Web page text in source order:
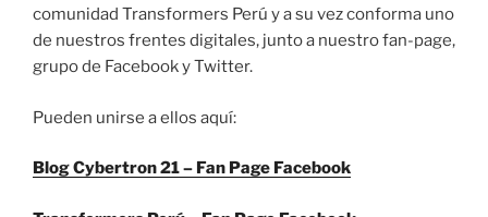
comunidad Transformers Perú y a su vez conforma uno
de nuestros frentes digitales, junto a nuestro fan-page,
grupo de Facebook y Twitter.
Pueden unirse a ellos aquí:
Blog Cybertron 21 – Fan Page Facebook